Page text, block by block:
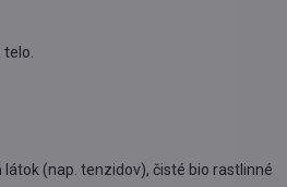
(nap. tenzidov), čisté bio rastlinné